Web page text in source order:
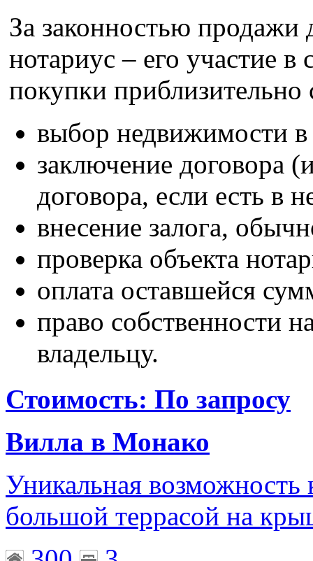
За законностью продажи
нотариус – его участие в
покупки
выбор недвижимости
заключение договора
договора, если есть в
внесение залога,
проверка объекта
оплата оставшейся
право собственности
владельцу.
Стоимость: По запросу
Вилла в Монако
Уникальная
большой террасой на